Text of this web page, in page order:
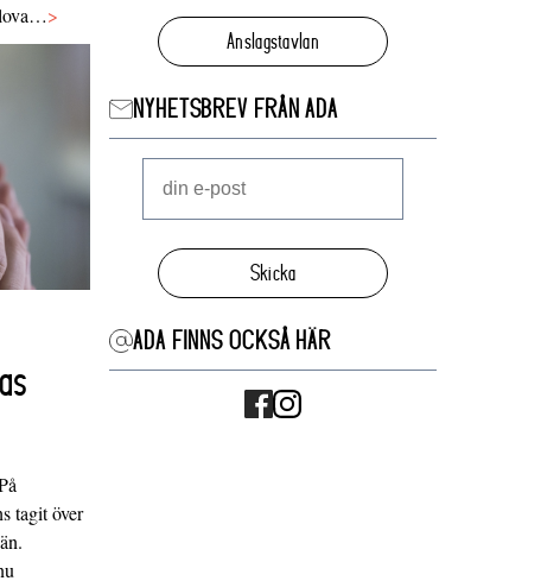
>
tagit över
Anslagstavlan
NYHETSBREV FRÅN ADA
Skicka
ADA FINNS OCKSÅ HÄR